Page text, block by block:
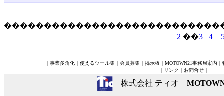
2 ��3 4
｜ 事業多角化 ｜ 使えるツール集 ｜ 会員募集 ｜ 掲示板 ｜ MOTOWN21事務局案内 ｜
｜ リンク ｜ お問合せ｜
株式会社 ティオ